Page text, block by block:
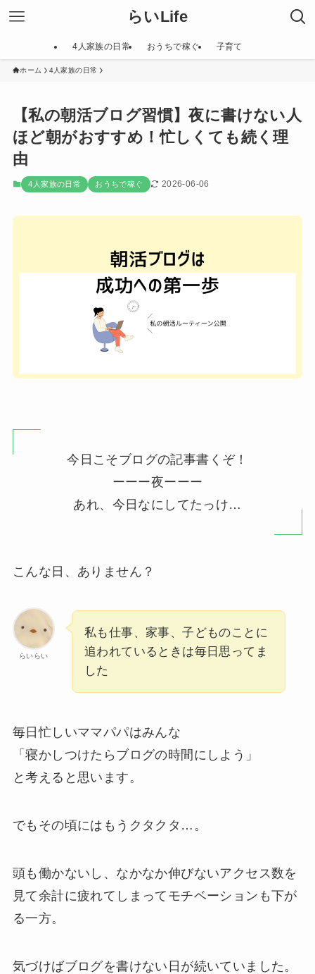
らいLife
4人家族の日常 おうちで稼ぐ 子育て
ホーム 4人家族の日常
【私の朝活ブログ習慣】夜に書けない人
ほど朝がおすすめ！忙しくても続く理
由
4人家族の日常 おうちで稼ぐ 2026-06-06
今日こそブログの記事書くぞ！
ーーー夜ーーー
あれ、今日なにしてたっけ…
こんな日、ありません？
らいらい
私も仕事、家事、子どものことに
追われているときは毎日思ってま
した
毎日忙しいママパパはみんな
「寝かしつけたらブログの時間にしよう」
と考えると思います。
でもその頃にはもうクタクタ…。
頭も働かないし、なかなか伸びないアクセス数を
見て余計に疲れてしまってモチベーションも下が
る一方。
気づけばブログを書けない日が続いていました。